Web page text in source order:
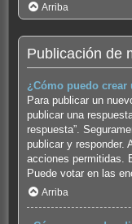
Arriba
Publicación de
¿Cómo puedo crear
Para publicar un
publicar una
respuesta”.
publicar y responder.
acciones permitidas.
Puede votar en las
Arriba